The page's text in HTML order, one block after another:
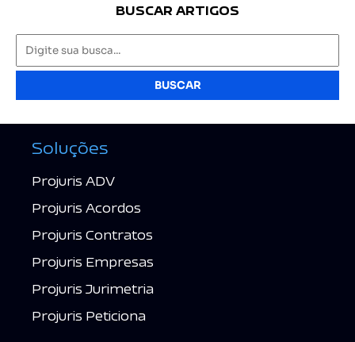
BUSCAR ARTIGOS
BUSCAR
Soluções
Projuris ADV
Projuris Acordos
Projuris Contratos
Projuris Empresas
Projuris Jurimetria
Projuris Peticiona